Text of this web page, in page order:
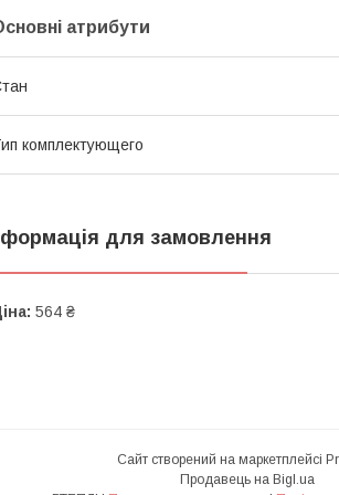
атрибути
комплектующего
для замовлення
564 ₴
Сайт створений на маркетплейсі
Продавець на Bigl.ua